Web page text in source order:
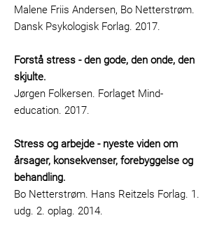
Malene Friis Andersen, Bo Netterstrøm.
Dansk Psykologisk Forlag. 2017.
Forstå stress - den gode, den onde, den
skjulte.
Jørgen Folkersen. Forlaget Mind-
education. 2017.
Stress og arbejde - nyeste viden om
årsager, konsekvenser, forebyggelse og
behandling.
Bo Netterstrøm. Hans Reitzels Forlag. 1.
udg. 2. oplag. 2014.